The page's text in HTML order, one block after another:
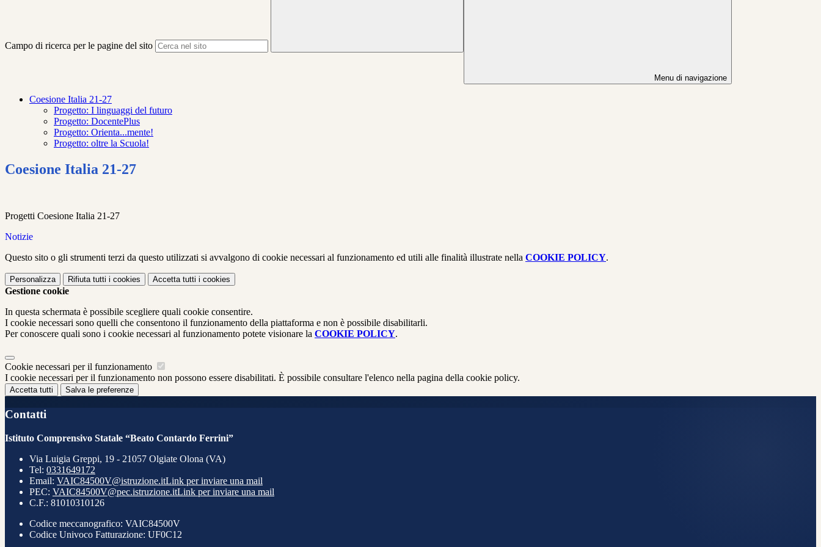
Campo di ricerca per le pagine del sito
Menu di navigazione
Coesione Italia 21-27
Progetto: I linguaggi del futuro
Progetto: DocentePlus
Progetto: Orienta...mente!
Progetto: oltre la Scuola!
Coesione Italia 21-27
Progetti Coesione Italia 21-27
Notizie
Questo sito o gli strumenti terzi da questo utilizzati si avvalgono di cookie necessari al funzionamento ed utili alle finalità illustrate nella COOKIE POLICY.
Personalizza Rifiuta tutti i cookies Accetta tutti i cookies
Gestione cookie
In questa schermata è possibile scegliere quali cookie consentire.
I cookie necessari sono quelli che consentono il funzionamento della piattaforma e non è possibile disabilitarli.
Per conoscere quali sono i cookie necessari al funzionamento potete visionare la COOKIE POLICY.
Cookie necessari per il funzionamento
I cookie necessari per il funzionamento non possono essere disabilitati. È possibile consultare l'elenco nella pagina della cookie policy.
Accetta tutti Salva le preferenze
Contatti
Istituto Comprensivo Statale “Beato Contardo Ferrini”
Via Luigia Greppi, 19 - 21057 Olgiate Olona (VA)
Tel: 0331649172
Email: VAIC84500V@istruzione.itLink per inviare una mail
PEC: VAIC84500V@pec.istruzione.itLink per inviare una mail
C.F.: 81010310126
Codice meccanografico: VAIC84500V
Codice Univoco Fatturazione: UF0C12